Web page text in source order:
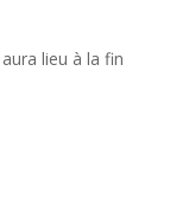
lieu à la fin